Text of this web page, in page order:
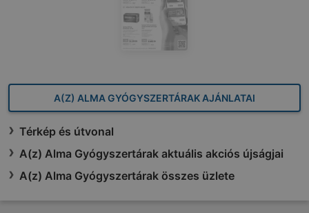
A(Z) ALMA GYÓGYSZERTÁRAK AJÁNLATAI
Térkép és útvonal
A(z) Alma Gyógyszertárak aktuális akciós újságjai
A(z) Alma Gyógyszertárak összes üzlete